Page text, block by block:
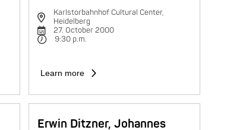
Karlstorbahnhof Cultural Center,
Heidelberg
27. October 2000
9:30 p.m.
Learn more
Erwin Ditzner, Johannes